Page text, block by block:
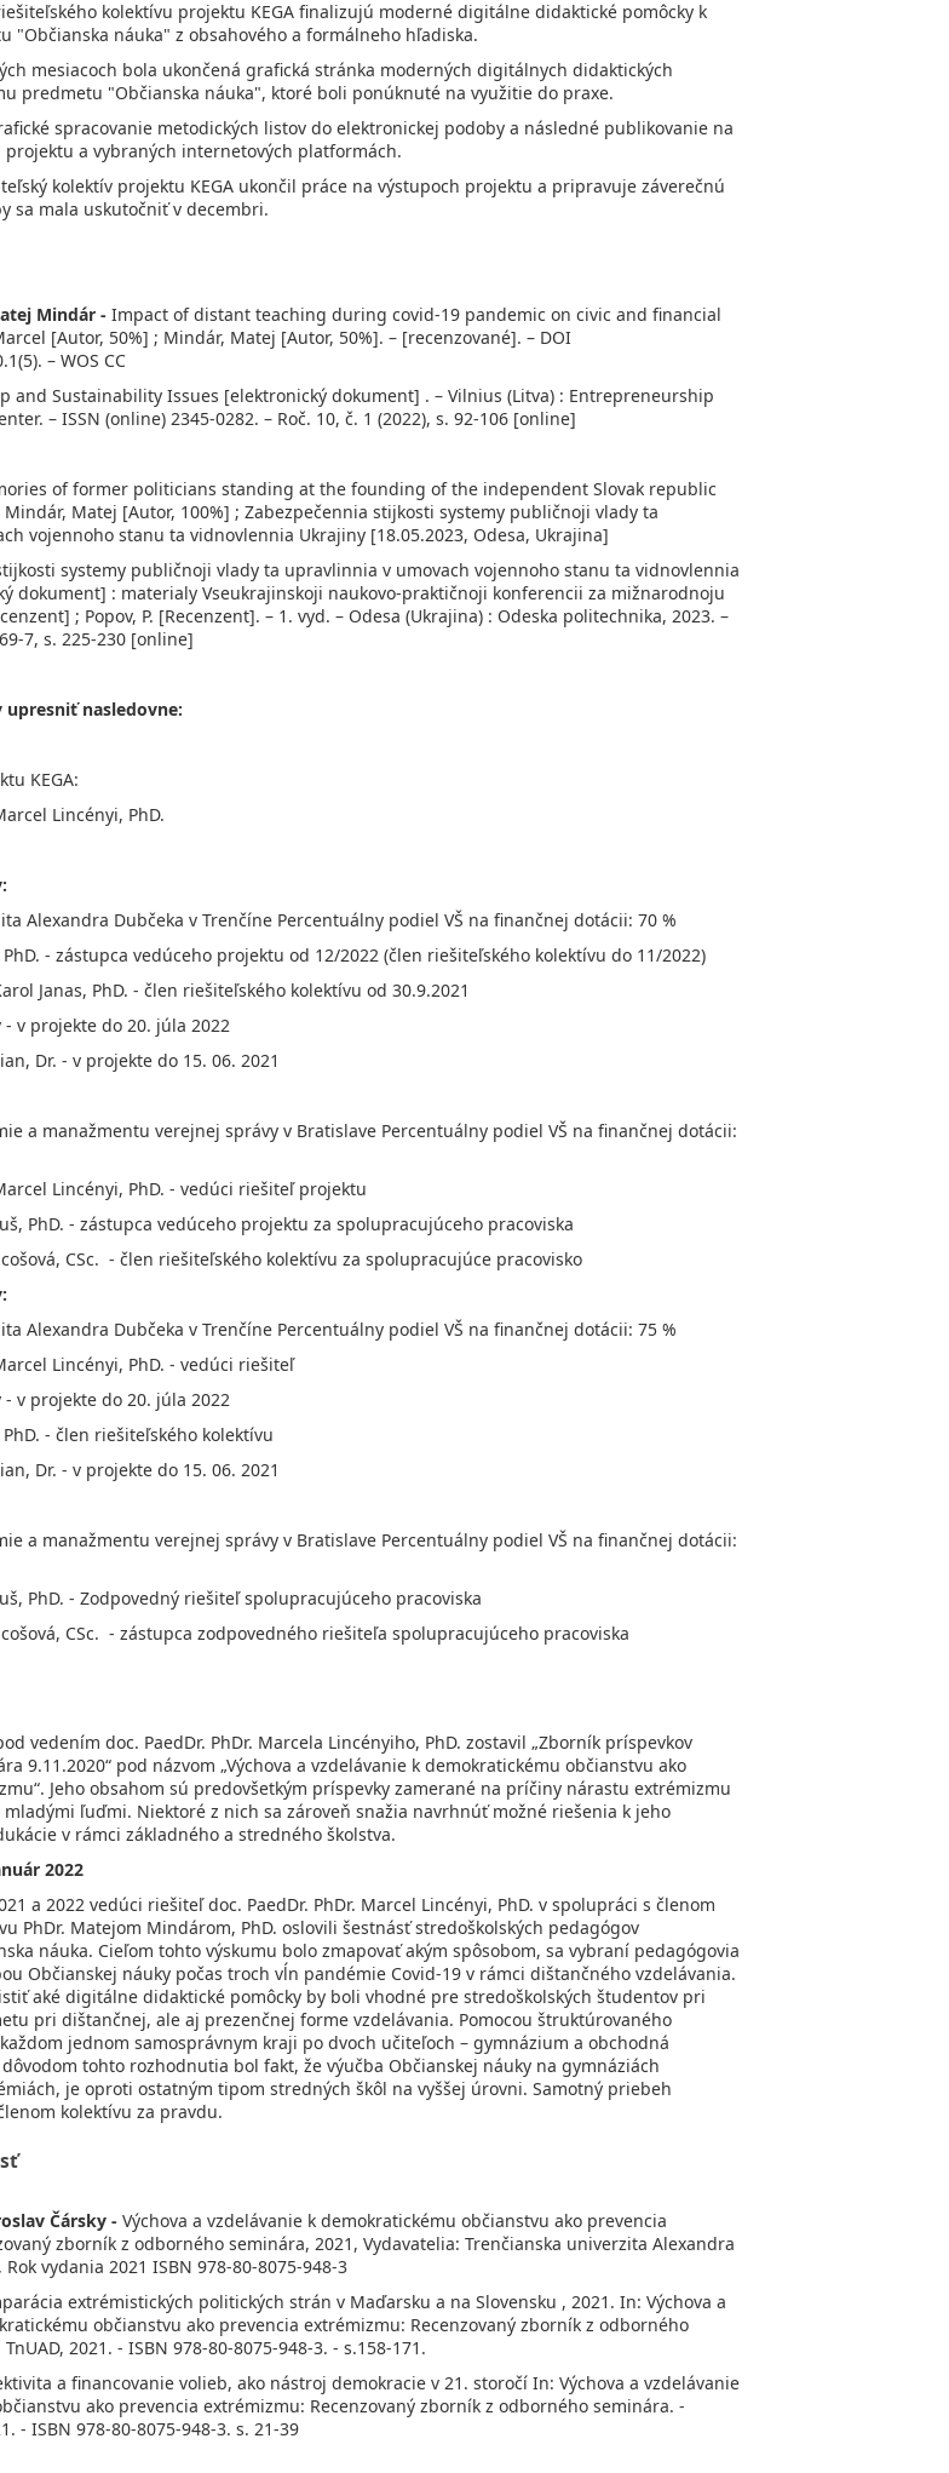
kolektívu projektu KEGA finalizujú moderné digitálne didaktické pomôcky k
"Občianska náuka" z obsahového a formálneho hľadiska.
mesiacoch bola ukončená grafická stránka moderných digitálnych didaktických
predmetu "Občianska náuka", ktoré boli ponúknuté na využitie do praxe.
spracovanie metodických listov do elektronickej podoby a následné publikovanie na
a vybraných internetových platformách.
kolektív projektu KEGA ukončil práce na výstupoch projektu a pripravuje záverečnú
sa mala uskutočniť v decembri.
Mindár -Impact of distant teaching during covid-19 pandemic on civic and financial
[Autor, 50%] ; Mindár, Matej [Autor, 50%]. – [recenzované]. – DOI
– WOS CC
and Sustainability Issues [elektronický dokument] . – Vilnius (Litva) : Entrepreneurship
– ISSN (online) 2345-0282. – Roč. 10, č. 1 (2022), s. 92-106 [online]
of former politicians standing at the founding of the independent Slovak republic
Mindár, Matej [Autor, 100%] ; Zabezpečennia stijkosti systemy publičnoji vlady ta
vojennoho stanu ta vidnovlennia Ukrajiny [18.05.2023, Odesa, Ukrajina]
systemy publičnoji vlady ta upravlinnia v umovach vojennoho stanu ta vidnovlennia
dokument] : materialy Vseukrajinskoji naukovo-praktičnoji konferencii za mižnarodnoju
; Popov, P. [Recenzent]. – 1. vyd. – Odesa (Ukrajina) : Odeska politechnika, 2023. –
7, s. 225-230 [online]
nasledovne:
KEGA:
Lincényi, PhD.
Alexandra Dubčeka v Trenčíne Percentuálny podiel VŠ na finančnej dotácii: 70 %
- zástupca vedúceho projektu od 12/2022 (člen riešiteľského kolektívu do 11/2022)
Janas, PhD. - člen riešiteľského kolektívu od 30.9.2021
- v projekte do 20. júla 2022
Dr. - v projekte do 15. 06. 2021
a manažmentu verejnej správy v Bratislave Percentuálny podiel VŠ na finančnej dotácii:
Lincényi, PhD. - vedúci riešiteľ projektu
PhD. - zástupca vedúceho projektu za spolupracujúceho pracoviska
CSc. - člen riešiteľského kolektívu za spolupracujúce pracovisko
Alexandra Dubčeka v Trenčíne Percentuálny podiel VŠ na finančnej dotácii: 75 %
Lincényi, PhD. - vedúci riešiteľ
- v projekte do 20. júla 2022
- člen riešiteľského kolektívu
Dr. - v projekte do 15. 06. 2021
a manažmentu verejnej správy v Bratislave Percentuálny podiel VŠ na finančnej dotácii:
PhD. - Zodpovedný riešiteľ spolupracujúceho pracoviska
CSc. - zástupca zodpovedného riešiteľa spolupracujúceho pracoviska
vedením doc. PaedDr. PhDr. Marcela Lincényiho, PhD. zostavil „Zborník príspevkov
9.11.2020“ pod názvom „Výchova a vzdelávanie k demokratickému občianstvu ako
Jeho obsahom sú predovšetkým príspevky zamerané na príčiny nárastu extrémizmu
mladými ľuďmi. Niektoré z nich sa zároveň snažia navrhnúť možné riešenia k jeho
v rámci základného a stredného školstva.
2022
a 2022 vedúci riešiteľ doc. PaedDr. PhDr. Marcel Lincényi, PhD. v spolupráci s členom
PhDr. Matejom Mindárom, PhD. oslovili šestnásť stredoškolských pedagógov
náuka. Cieľom tohto výskumu bolo zmapovať akým spôsobom, sa vybraní pedagógovia
Občianskej náuky počas troch vĺn pandémie Covid-19 v rámci dištančného vzdelávania.
aké digitálne didaktické pomôcky by boli vhodné pre stredoškolských študentov pri
pri dištančnej, ale aj prezenčnej forme vzdelávania. Pomocou štruktúrovaného
jednom samosprávnym kraji po dvoch učiteľoch – gymnázium a obchodná
tohto rozhodnutia bol fakt, že výučba Občianskej náuky na gymnáziách
je oproti ostatným tipom stredných škôl na vyššej úrovni. Samotný priebeh
kolektívu za pravdu.
Čársky - Výchova a vzdelávanie k demokratickému občianstvu ako prevencia
zborník z odborného seminára, 2021, Vydavatelia: Trenčianska univerzita Alexandra
vydania 2021 ISBN 978-80-8075-948-3
extrémistických politických strán v Maďarsku a na Slovensku , 2021. In: Výchova a
občianstvu ako prevencia extrémizmu: Recenzovaný zborník z odborného
2021. - ISBN 978-80-8075-948-3. - s.158-171.
a financovanie volieb, ako nástroj demokracie v 21. storočí In: Výchova a vzdelávanie
ako prevencia extrémizmu: Recenzovaný zborník z odborného seminára. -
- ISBN 978-80-8075-948-3. s. 21-39